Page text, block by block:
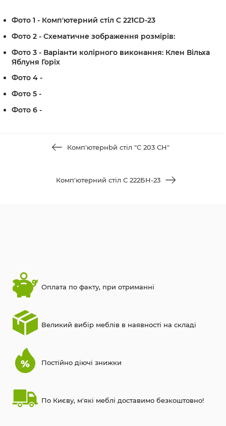
Фото 1 - Комп'ютерний стіл C 221CD-23
Фото 2 - Схематичне зображення розмірів:
Фото 3 - Варіанти колірного виконання: Клен Вільха
Яблуня Горіх
Фото 4 -
Фото 5 -
Фото 6 -
Комп'ютернbй стіл "C 203 CH"
Комп'ютерний стіл С 222БН-23
Оплата по факту, при отриманні
Великий вибір меблів в наявності на складі
Постійно діючі знижки
По Києву, м'які меблі доставимо безкоштовно!